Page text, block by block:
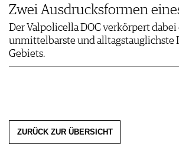
Zwei Ausdrucksformen
Der Valpolicella DOC verkörpert dabei
unmittelbarste und alltagstauglichste
Gebiets.
ZURÜCK ZUR ÜBERSICHT